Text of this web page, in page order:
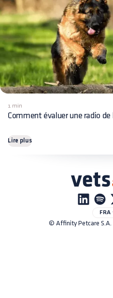
1 min
Comment évaluer une radio de
Lire plus
FRA
© Affinity Petcare S.A.